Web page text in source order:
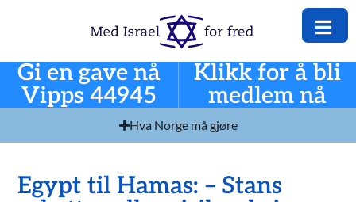
Gi en gave nå
Vipps 44945
Klikk for å bli
medlem nå
Hva Norge må gjøre
Egypt til Hamas: – Stans